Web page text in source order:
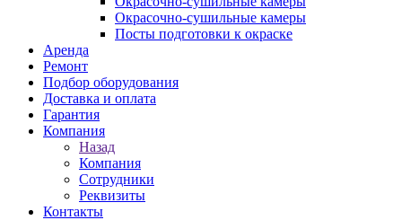
Окрасочно-сушильные камеры
Посты подготовки к окраске
Аренда
Ремонт
Подбор оборудования
Доставка и оплата
Гарантия
Компания
Назад
Компания
Сотрудники
Реквизиты
Контакты